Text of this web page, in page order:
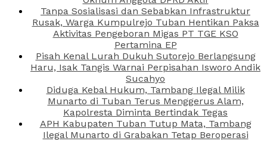
Tanpa Sosialisasi dan Sebabkan Infrastruktur
Rusak, Warga Kumpulrejo Tuban Hentikan Paksa
Aktivitas Pengeboran Migas PT TGE KSO
Pertamina EP
Pisah Kenal Lurah Dukuh Sutorejo Berlangsung
Haru, Isak Tangis Warnai Perpisahan Isworo Andik
Sucahyo
Diduga Kebal Hukum, Tambang Ilegal Milik
Munarto di Tuban Terus Menggerus Alam,
Kapolresta Diminta Bertindak Tegas
APH Kabupaten Tuban Tutup Mata, Tambang
Ilegal Munarto di Grabakan Tetap Beroperasi